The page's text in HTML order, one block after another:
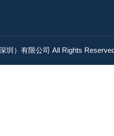
圳）有限公司 All Rights